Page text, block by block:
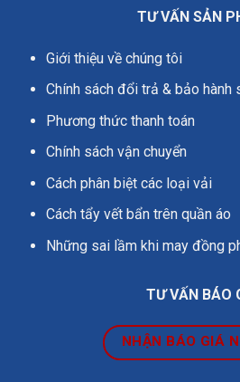
TƯ VẤN SẢN
Giới thiệu về chúng tôi
Chính sách đổi trả & bảo hành
Phương thức thanh toán
Chính sách vận chuyển
Cách phân biệt các loại vải
Cách tẩy vết bẩn trên quần áo
Những sai lầm khi may đồng
TƯ VẤN BÁO
NHẬN BÁO GIÁ